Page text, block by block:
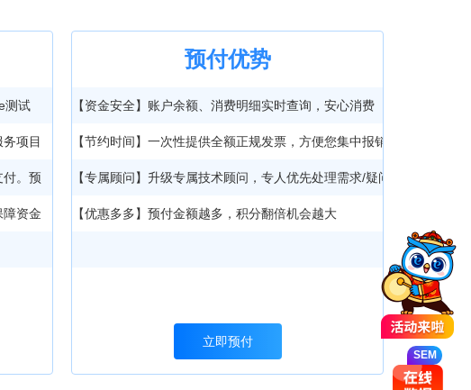
测试
项目
。预
资金
预付优势
【资金安全】账户余额、消费明细实时查询，安心消费
【节约时间】一次性提供全额正规发票，方便您集中报销
【专属顾问】升级专属技术顾问，专人优先处理需求/疑问
【优惠多多】预付金额越多，积分翻倍机会越大
立即预付
SEM
SEM